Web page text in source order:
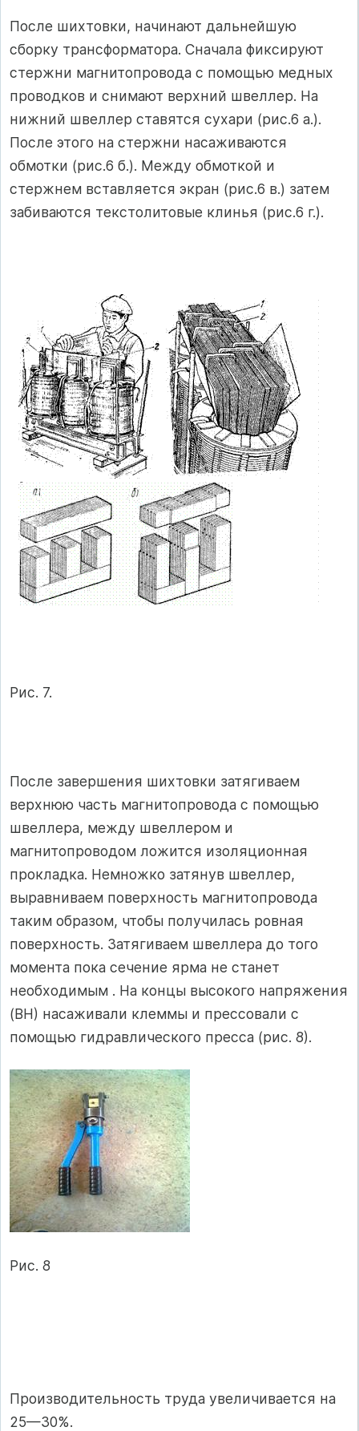
После шихтовки, начинают дальнейшую
сборку трансформатора. Сначала фиксируют
стержни магнитопровода с помощью медных
проводков и снимают верхний швеллер. На
нижний швеллер ставятся сухари (рис.6 а.).
После этого на стержни насаживаются
обмотки (рис.6 б.). Между обмоткой и
стержнем вставляется экран (рис.6 в.) затем
забиваются текстолитовые клинья (рис.6 г.).
Рис. 7.
После завершения шихтовки затягиваем
верхнюю часть магнитопровода с помощью
швеллера, между швеллером и
магнитопроводом ложится изоляционная
прокладка. Немножко затянув швеллер,
выравниваем поверхность магнитопровода
таким образом, чтобы получилась ровная
поверхность. Затягиваем швеллера до того
момента пока сечение ярма не станет
необходимым . На концы высокого напряжения
(ВН) насаживали клеммы и прессовали с
помощью гидравлического пресса (рис. 8).
Рис. 8
Производительность труда увеличивается на
25—30%.